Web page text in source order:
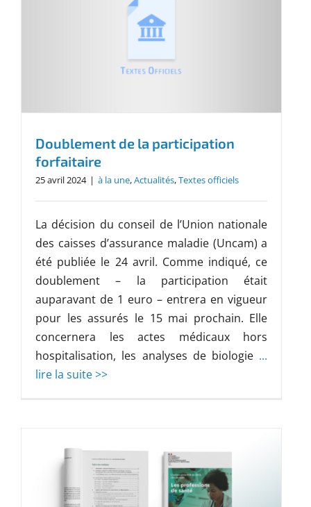
Doublement de la participation
forfaitaire
25 avril 2024 | à la une,Actualités,Textes officiels
La décision du conseil de l’Union nationale
des caisses d’assurance maladie (Uncam) a
été publiée le 24 avril. Comme indiqué, ce
doublement – la participation était
auparavant de 1 euro – entrera en vigueur
pour les assurés le 15 mai prochain. Elle
concernera les actes médicaux hors
hospitalisation, les analyses de biologie ...
lire la suite >>